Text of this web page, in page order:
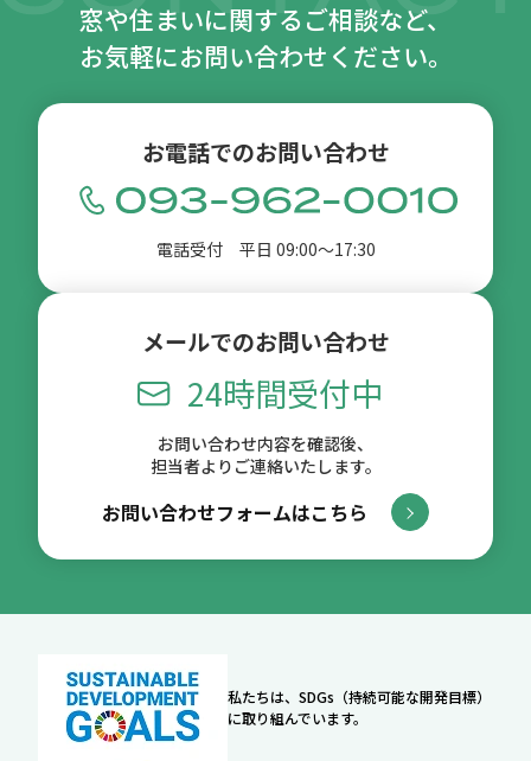
窓や住まいに関するご相談など、
お気軽にお問い合わせください。
お電話でのお問い合わせ
電話受付 平日 09:00〜17:30
メールでのお問い合わせ
24時間受付中
お問い合わせ内容を確認後、
担当者よりご連絡いたします。
お問い合わせフォームはこちら
私たちは、SDGs（持続可能な開発目標）
に取り組んでいます。